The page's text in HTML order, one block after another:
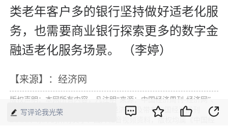
类老年客户多的银行坚持做好适老化服
务，也需要商业银行探索更多的数字金
融适老化服务场景。 （李婷）
【来源】：经济网
版权声明：本网所有内容，凡注明“来源：中国经济周刊-经济网”、
“来源：中国经济周刊”、“来源：经济网”及带有中国经济周刊
写评论我光荣